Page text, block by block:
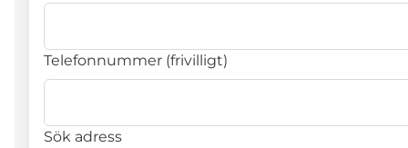
Telefonnummer (frivilligt)
Sök adress